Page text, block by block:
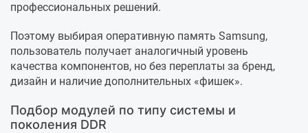
профессиональных решений.
Поэтому выбирая оперативную память Samsung,
пользователь получает аналогичный уровень
качества компонентов, но без переплаты за бренд,
дизайн и наличие дополнительных «фишек».
Подбор модулей по типу системы и
поколения DDR